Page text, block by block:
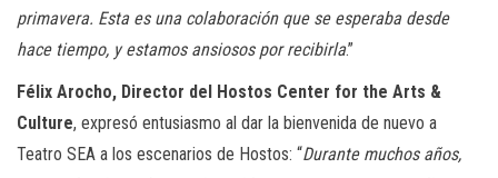
primavera. Esta es una colaboración que se esperaba desde
hace tiempo, y estamos ansiosos por recibirla.”
Félix Arocho, Director del Hostos Center for the Arts &
Culture, expresó entusiasmo al dar la bienvenida de nuevo a
Teatro SEA a los escenarios de Hostos: “Durante muchos años,